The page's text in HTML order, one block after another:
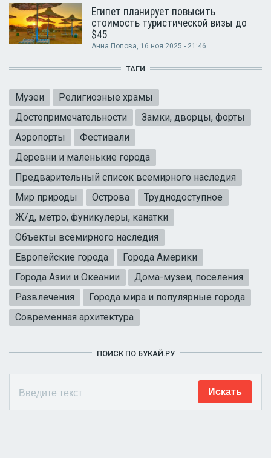
Египет планирует повысить
стоимость туристической визы до
$45
Анна Попова, 16 ноя 2025 - 21:46
ТАГИ
Музеи
Религиозные храмы
Достопримечательности
Замки, дворцы, форты
Аэропорты
Фестивали
Деревни и маленькие города
Предварительный список всемирного наследия
Мир природы
Острова
Труднодоступное
Ж/д, метро, фуникулеры, канатки
Объекты всемирного наследия
Европейские города
Города Америки
Города Азии и Океании
Дома-музеи, поселения
Развлечения
Города мира и популярные города
Современная архитектура
ПОИСК ПО БУКАЙ.РУ